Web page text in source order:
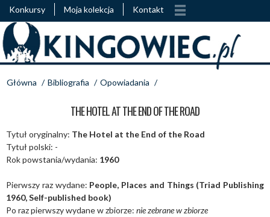
Konkursy Moja kolekcja Kontakt
Główna / Bibliografia / Opowiadania /
THE HOTEL AT THE END OF THE ROAD
Tytuł oryginalny: The Hotel at the End of the Road
Tytuł polski: -
Rok powstania/wydania: 1960
Pierwszy raz wydane: People, Places and Things (Triad Publishing
1960, Self-published book)
Po raz pierwszy wydane w zbiorze: nie zebrane w zbiorze